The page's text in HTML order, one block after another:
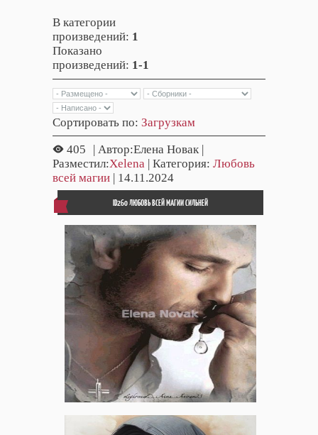
В категории
произведений: 1
Показано
произведений: 1-1
Сортировать по: Загрузкам
405
| Автор:Елена Новак |
Разместил:Xelena | Категория: Любовь
всей магии | 14.11.2024
ID260 ЛЮБОВЬ ВСЕЙ МАГИИ СИЛЬНЕЙ